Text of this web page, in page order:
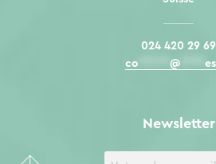
024 420 29 69
co
@
Newsletter